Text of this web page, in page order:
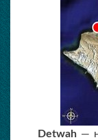
Detwah —